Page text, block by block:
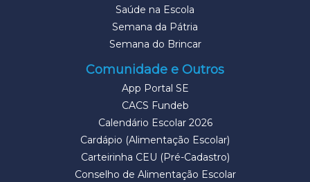
Saúde na Escola
Semana da Pátria
Semana do Brincar
Comunidade e Outros
App Portal SE
CACS Fundeb
Calendário Escolar 2026
Cardápio (Alimentação Escolar)
Carteirinha CEU (Pré-Cadastro)
Conselho de Alimentação Escolar